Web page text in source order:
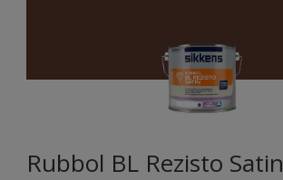
Rubbol BL Rezisto Satin